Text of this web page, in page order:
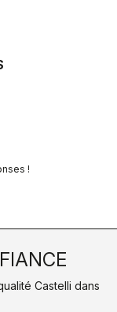
!
Castelli dans